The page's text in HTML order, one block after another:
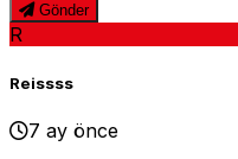
Gönder
R
Reissss
7 ay önce